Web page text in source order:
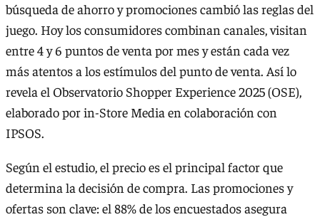
búsqueda de ahorro y promociones cambió las reglas del
juego. Hoy los consumidores combinan canales, visitan
entre 4 y 6 puntos de venta por mes y están cada vez
más atentos a los estímulos del punto de venta. Así lo
revela el Observatorio Shopper Experience 2025 (OSE),
elaborado por in-Store Media en colaboración con
IPSOS.
Según el estudio, el precio es el principal factor que
determina la decisión de compra. Las promociones y
ofertas son clave: el 88% de los encuestados asegura